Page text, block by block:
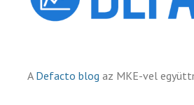
A Defacto blog az MKE-vel